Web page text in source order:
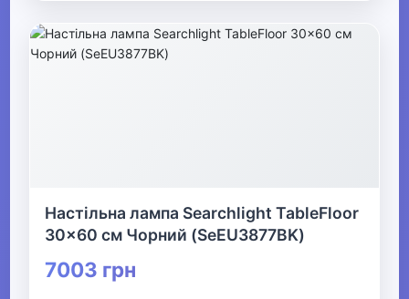
Настільна лампа Searchlight TableFloor
30x60 см Чорний (SeEU3877BK)
7003 грн